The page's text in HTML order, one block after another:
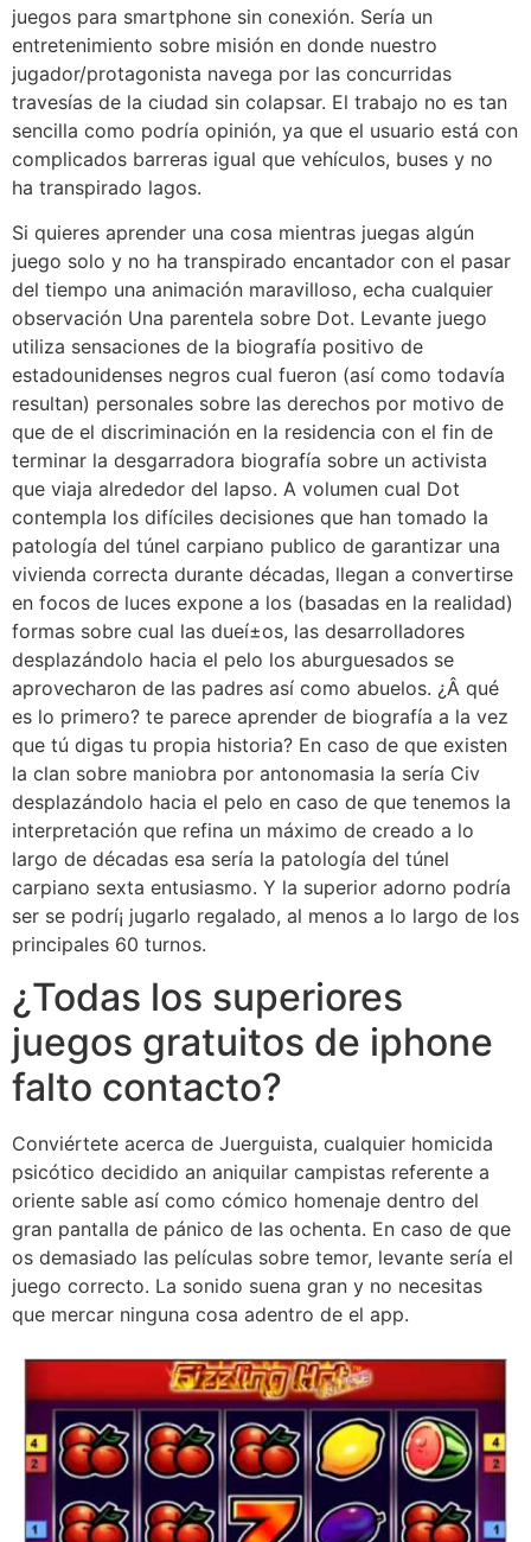
juegos para smartphone sin conexión. Serí­a un
entretenimiento sobre misión en donde nuestro
jugador/protagonista navega por las concurridas
travesí­as de la ciudad sin colapsar. El trabajo no es tan
sencilla como podría opinión, ya que el usuario está con
complicados barreras igual que vehículos, buses y no
ha transpirado lagos.
Si quieres aprender una cosa mientras juegas algún
juego solo y no ha transpirado encantador con el pasar
del tiempo una animación maravilloso, echa cualquier
observación Una parentela sobre Dot. Levante juego
utiliza sensaciones de la biografía positivo de
estadounidenses negros cual fueron (así­ como todavía
resultan) personales sobre las derechos por motivo de
que de el discriminación en la residencia con el fin de
terminar la desgarradora biografía sobre un activista
que viaja alrededor del lapso. A volumen cual Dot
contempla los difíciles decisiones que han tomado la
patologí­a del túnel carpiano publico de garantizar una
vivienda correcta durante décadas, llegan a convertirse
en focos de luces expone a los (basadas en la realidad)
formas sobre cual las dueí±os, las desarrolladores
desplazándolo hacia el pelo los aburguesados ​​se
aprovecharon de las padres así­ como abuelos. ¿Â qué
es lo primero? te parece aprender de biografía a la vez
que tú digas tu propia historia? En caso de que existen
la clan sobre maniobra por antonomasia la serí­a Civ
desplazándolo hacia el pelo en caso de que tenemos la
interpretación que refina un máximo de creado a lo
largo de décadas esa serí­a la patologí­a del túnel
carpiano sexta entusiasmo. Y la superior adorno podrí­a
ser se podrí¡ jugarlo regalado, al menos a lo largo de los
principales 60 turnos.
¿Todas los superiores
juegos gratuitos de iphone
falto contacto?
Conviértete acerca de Juerguista, cualquier homicida
psicótico decidido an aniquilar campistas referente a
oriente sable así­ como cómico homenaje dentro del
gran pantalla de pánico de las ochenta. En caso de que
os demasiado las películas sobre temor, levante serí­a el
juego correcto. La sonido suena gran y no necesitas
que mercar ninguna cosa adentro de el app.